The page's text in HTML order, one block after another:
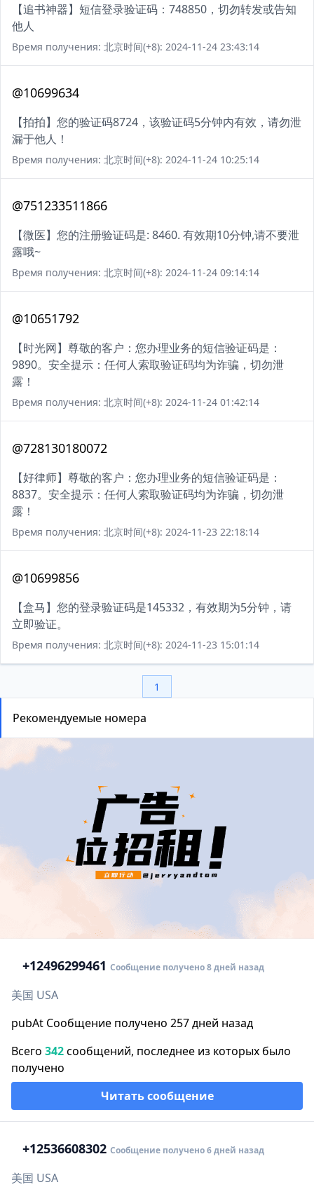
【追书神器】短信登录验证码：748850，切勿转发或告知
他人
Время получения: 北京时间(+8): 2024-11-24 23:43:14
@10699634
【拍拍】您的验证码8724，该验证码5分钟内有效，请勿泄
漏于他人！
Время получения: 北京时间(+8): 2024-11-24 10:25:14
@751233511866
【微医】您的注册验证码是: 8460. 有效期10分钟,请不要泄
露哦~
Время получения: 北京时间(+8): 2024-11-24 09:14:14
@10651792
【时光网】尊敬的客户：您办理业务的短信验证码是：
9890。安全提示：任何人索取验证码均为诈骗，切勿泄
露！
Время получения: 北京时间(+8): 2024-11-24 01:42:14
@728130180072
【好律师】尊敬的客户：您办理业务的短信验证码是：
8837。安全提示：任何人索取验证码均为诈骗，切勿泄
露！
Время получения: 北京时间(+8): 2024-11-23 22:18:14
@10699856
【盒马】您的登录验证码是145332，有效期为5分钟，请
立即验证。
Время получения: 北京时间(+8): 2024-11-23 15:01:14
1
Рекомендуемые номера
+12496299461 Сообщение получено 8 дней назад
美国 USA
pubAt Сообщение получено 257 дней назад
Всего 342сообщений, последнее из которых было
получено
Читать сообщение
+12536608302 Сообщение получено 6 дней назад
美国 USA